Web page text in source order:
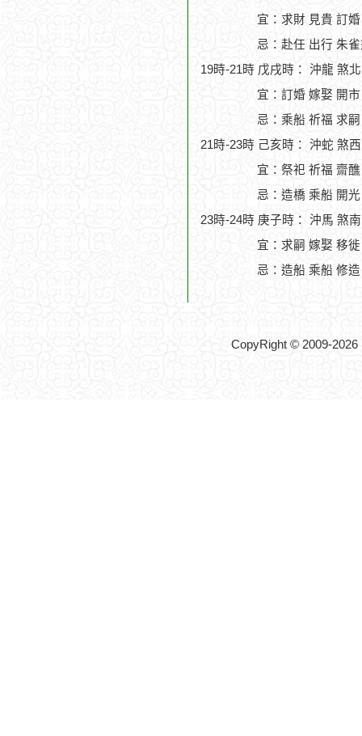
宜：求財 見貴 訂
忌：赴任 出行 朱
19時-21時 戊戌時： 沖龍 煞
宜：訂婚 嫁娶 開
忌：乘船 祈福 求
21時-23時 己亥時： 沖蛇 煞
宜：祭祀 祈福 齋
忌：造橋 乘船 開
23時-24時 庚子時： 沖馬 煞
宜：求嗣 嫁娶 移
忌：造船 乘船 修
CopyRight © 2009-2026